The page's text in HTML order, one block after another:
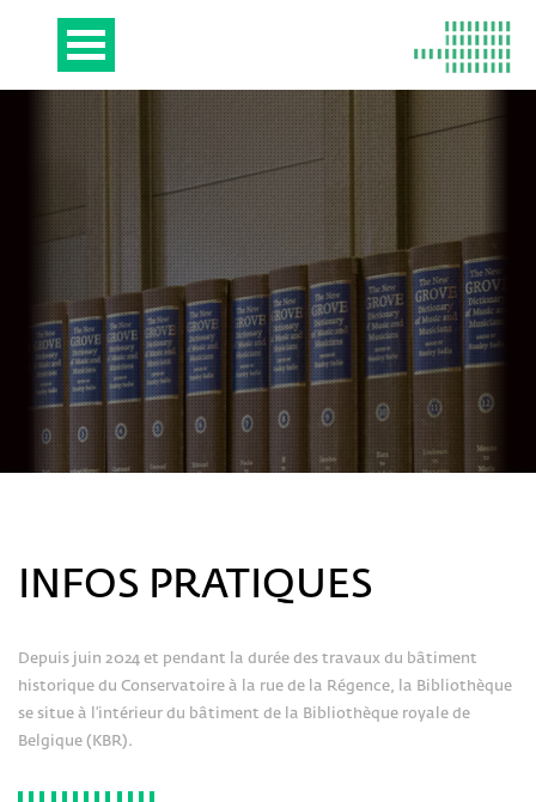
INFOS PRATIQUES
Depuis juin 2024 et pendant la durée des travaux du bâtiment
historique du Conservatoire à la rue de la Régence, la Bibliothèque
se situe à l’intérieur du bâtiment de la Bibliothèque royale de
Belgique (KBR).